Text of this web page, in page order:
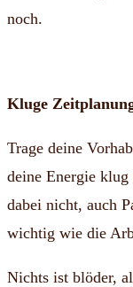
noch.
Kluge
Trage deine
deine Energie
dabei nicht, auch
wichtig wie die
Nichts ist blöder,